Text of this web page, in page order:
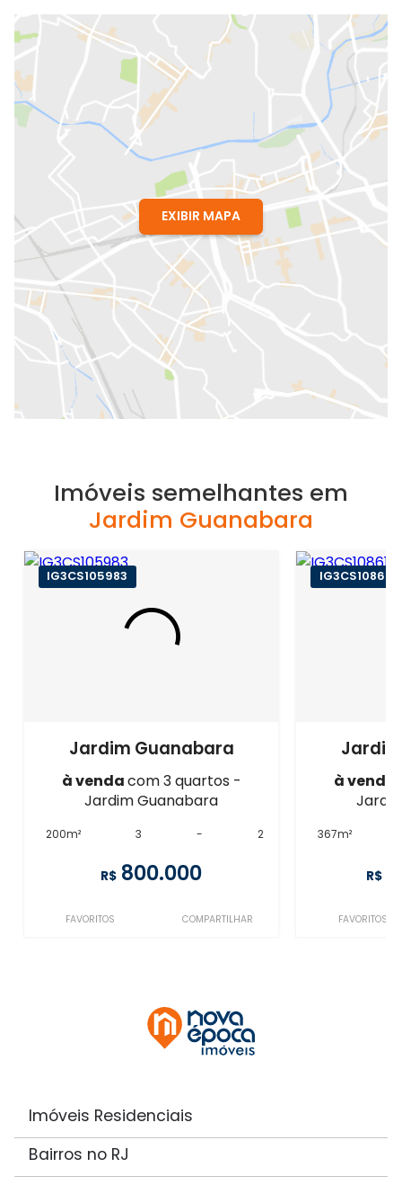
EXIBIR MAPA
Imóveis semelhantes em
Jardim Guanabara
IG3CS105983
Jardim Guanabara
à vendacom 3 quartos -
Jardim Guanabara
200m² 3 - 2
R$ 800.000
FAVORITOS COMPARTILHAR
IG3CS108615
à venda
367m²
R$
FAVORITOS
Imóveis Residenciais
Bairros no RJ